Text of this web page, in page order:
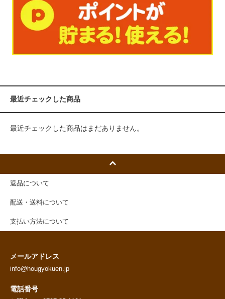
最近チェックした商品
最近チェックした商品はまだありません。
返品について
配送・送料について
支払い方法について
メールアドレス
info@hougyokuen.jp
電話番号